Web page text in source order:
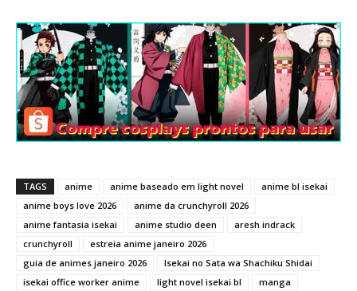
TAGS anime anime baseado em light novel
anime bl isekai
anime boys love 2026
anime da crunchyroll 2026
anime fantasia isekai
anime studio deen
aresh indrack
crunchyroll
estreia anime janeiro 2026
guia de animes janeiro 2026
Isekai no Sata wa Shachiku Shidai
isekai office worker anime
light novel isekai bl
manga